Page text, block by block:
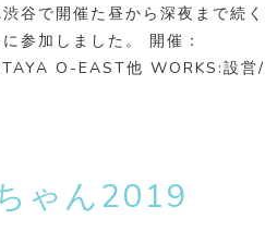
谷で開催た昼から深夜まで続く
参加しました。 開催：
O-EAST他 WORKS:設営/
ゃん2019